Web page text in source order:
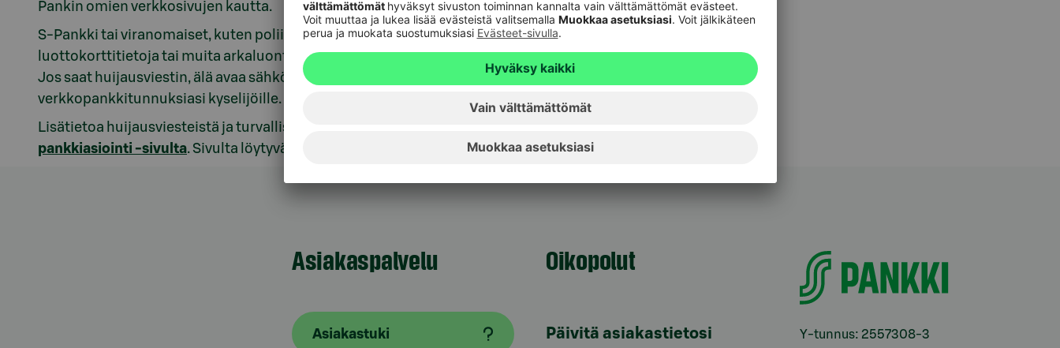
Pankin omien verkkosivujen kautta.
S-Pankki tai viranomaiset, kuten poliisi, eivät koskaan kysy asiakkaidensa verkkopankkitunnuksia,
luottokorttitietoja tai muita arkaluonteisia tietoja sähköpostiviestillä tai soittamalla asiakkaalle.
Jos saat huijausviestin, älä avaa sähköpostiviestissä olevaa linkkiä tai anna muuta kautta
verkkopankkitunnuksiasi kyselijöille.
Lisätietoa huijausviesteistä ja turvallisesta asioinnista pankin kanssa löydät
pankkiasiointi -sivulta. Sivulta löytyvät myös ohjeet huijausviesteistä ilmoittamiseen.
Asiakaspalvelu
Asiakastuki
Oikopolut
Päivitä asiakastietosi
Y-tunnus: 2557308-3